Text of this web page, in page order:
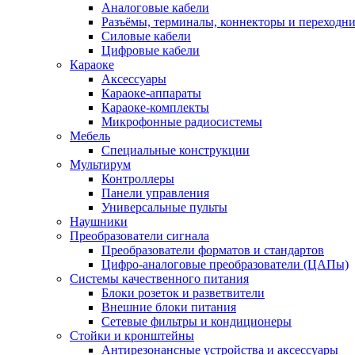
Аналоговые кабели
Разъёмы, терминалы, коннекторы и
Силовые кабели
Цифровые кабели
Караоке
Аксессуары
Караоке-аппараты
Караоке-комплекты
Микрофонные радиосистемы
Мебель
Специальные конструкции
Мультирум
Контроллеры
Панели управления
Универсальные пульты
Наушники
Преобразователи сигнала
Преобразователи форматов и стандартов
Цифро-аналоговые преобразователи (ЦАПы)
Системы качественного питания
Блоки розеток и разветвители
Внешние блоки питания
Сетевые фильтры и кондиционеры
Стойки и кронштейны
Антирезонансные устройства и аксессуары